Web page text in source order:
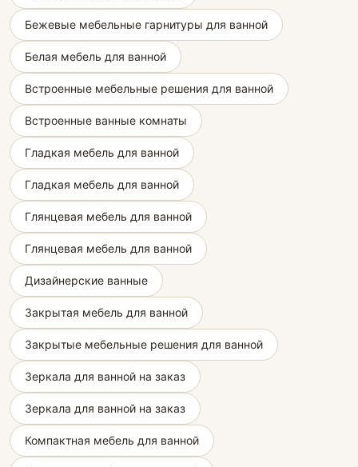
Бежевые мебельные гарнитуры для ванной
Белая мебель для ванной
Встроенные мебельные решения для ванной
Встроенные ванные комнаты
Гладкая мебель для ванной
Гладкая мебель для ванной
Глянцевая мебель для ванной
Глянцевая мебель для ванной
Дизайнерские ванные
Закрытая мебель для ванной
Закрытые мебельные решения для ванной
Зеркала для ванной на заказ
Зеркала для ванной на заказ
Компактная мебель для ванной